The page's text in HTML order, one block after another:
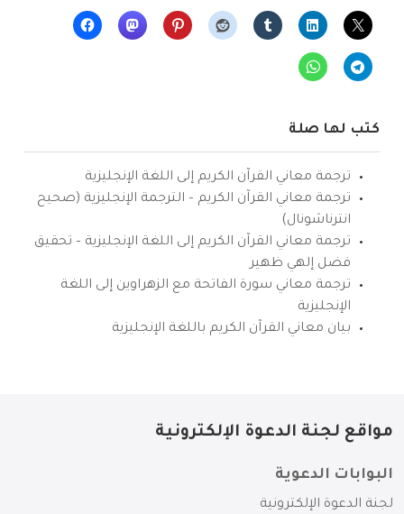
كتب لها صلة
ترجمة معاني القرآن الكريم إلى اللغة الإنجليزية
ترجمة معاني القرآن الكريم – الترجمة الإنجليزية (صحيح
انترناشونال)
ترجمة معاني القرآن الكريم إلى اللغة الإنجليزية – تحقيق
فضل إلهي ظهير
ترجمة معاني سورة الفاتحة مع الزهراوين إلى اللغة
الإنجليزية
بيان معاني القرآن الكريم باللغة الإنجليزية
مواقع لجنة الدعوة الإلكترونية
البوابات الدعوية
لجنة الدعوة الإلكترونية